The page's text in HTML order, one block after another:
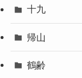
十九
帰山
鶴齢